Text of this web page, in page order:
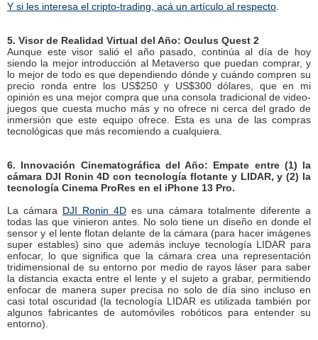
Y si les interesa el cripto-trading, acá un artículo al respecto
5. Visor de Realidad Virtual del Año: Oculus Quest 2
Aunque este visor salió el año pasado, continúa al día de hoy
siendo la mejor introducción al Metaverso que puedan comprar, y
lo mejor de todo es que dependiendo dónde y cuándo compren su
precio ronda entre los US$250 y US$300 dólares, que en mi
opinión es una mejor compra que una consola tradicional de video-
juegos que cuesta mucho más y no ofrece ni cerca del grado de
inmersión que este equipo ofrece. Esta es una de las compras
tecnológicas que más recomiendo a cualquiera.
6. Innovación Cinematográfica del Año: Empate entre (1) la
cámara DJI Ronin 4D con tecnología flotante y LIDAR, y (2) la
tecnología Cinema ProRes en el iPhone 13 Pro.
La cámara DJI Ronin 4D es una cámara totalmente diferente a
todas las que vinieron antes. No solo tiene un diseño en donde el
sensor y el lente flotan delante de la cámara (para hacer imágenes
super estables) sino que además incluye tecnología LIDAR para
enfocar, lo que significa que la cámara crea una representación
tridimensional de su entorno por medio de rayos láser para saber
la distancia exacta entre el lente y el sujeto a grabar, permitiendo
enfocar de manera super precisa no solo de día sino incluso en
casi total oscuridad (la tecnología LIDAR es utilizada también por
algunos fabricantes de automóviles robóticos para entender su
entorno).